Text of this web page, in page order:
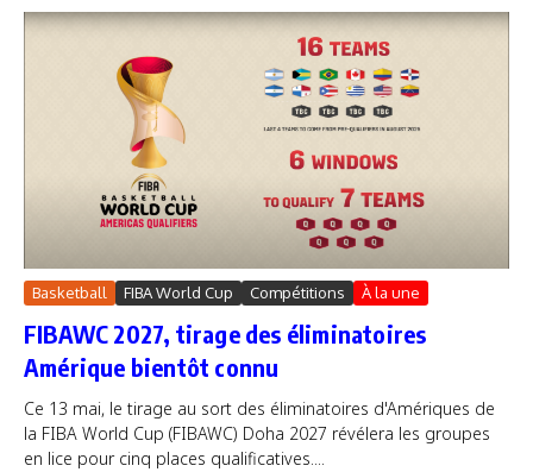
Basketball FIBA World Cup Compétitions À la une
FIBAWC 2027, tirage des éliminatoires
Amérique bientôt connu
Ce 13 mai, le tirage au sort des éliminatoires d'Amériques de
la FIBA World Cup (FIBAWC) Doha 2027 révélera les groupes
en lice pour cinq places qualificatives....